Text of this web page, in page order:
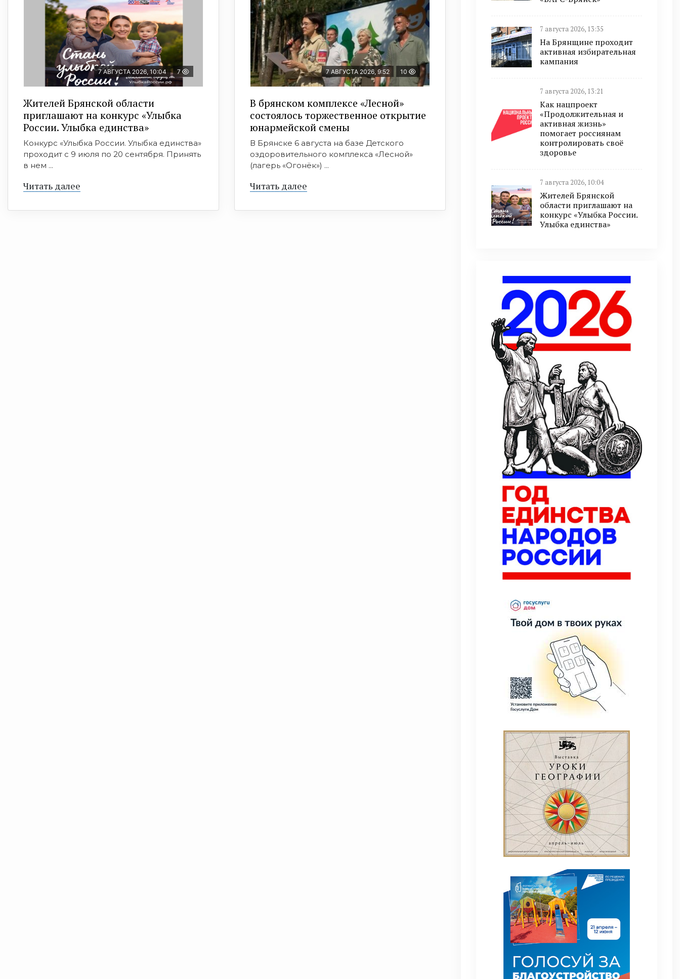
7 АВГУСТА 2026, 10:04 7
Жителей Брянской области
приглашают на конкурс «Улыбка
России. Улыбка единства»
Конкурс «Улыбка России. Улыбка единства»
проходит с 9 июля по 20 сентября. Принять
в нем ...
Читать далее
7 АВГУСТА 2026, 9:52 10
В брянском комплексе «Лесной»
состоялось торжественное открытие
юнармейской смены
В Брянске 6 августа на базе Детского
оздоровительного комплекса «Лесной»
(лагерь «Огонёк») ...
Читать далее
7 августа 2026, 13:35
На Брянщине проходит
активная избирательная
кампания
7 августа 2026, 13:21
Как нацпроект
«Продолжительная и
активная жизнь»
помогает россиянам
контролировать своё
здоровье
7 августа 2026, 10:04
Жителей Брянской
области приглашают на
конкурс «Улыбка России.
Улыбка единства»